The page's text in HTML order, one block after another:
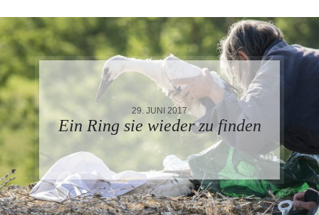
29. JUNI 2017
Ein Ring sie wieder zu finden